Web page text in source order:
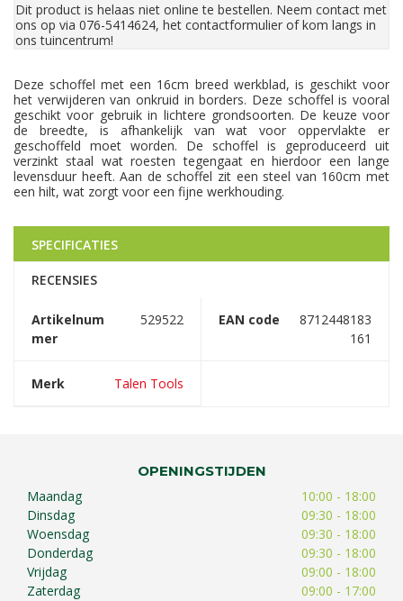
Dit product is helaas niet online te bestellen. Neem contact met
ons op via 076-5414624, het contactformulier of kom langs in
ons tuincentrum!
Deze schoffel met een 16cm breed werkblad, is geschikt voor
het verwijderen van onkruid in borders. Deze schoffel is vooral
geschikt voor gebruik in lichtere grondsoorten. De keuze voor
de breedte, is afhankelijk van wat voor oppervlakte er
geschoffeld moet worden. De schoffel is geproduceerd uit
verzinkt staal wat roesten tegengaat en hierdoor een lange
levensduur heeft. Aan de schoffel zit een steel van 160cm met
een hilt, wat zorgt voor een fijne werkhouding.
SPECIFICATIES
RECENSIES
Artikelnum
mer
529522 EAN code
8712448183
161
Merk Talen Tools
OPENINGSTIJDEN
Maandag
10:00 - 18:00
Dinsdag
09:30 - 18:00
Woensdag
09:30 - 18:00
Donderdag
09:30 - 18:00
Vrijdag
09:00 - 18:00
Zaterdag
09:00 - 17:00